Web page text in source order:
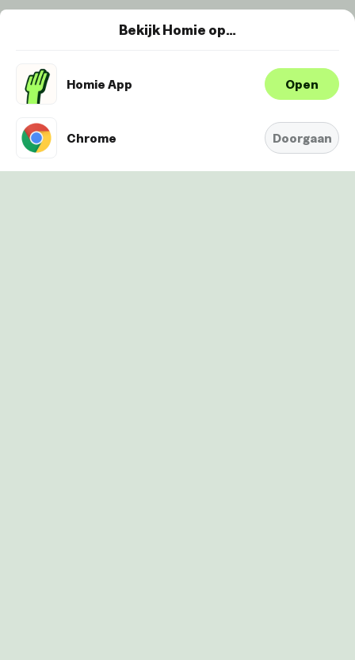
Bekijk Homie op…
Homie App Open
Chrome Doorgaan
Wij maken gebruik van cookies om je
personaliseren. Bekijk
Cookie-Policy.
Oké